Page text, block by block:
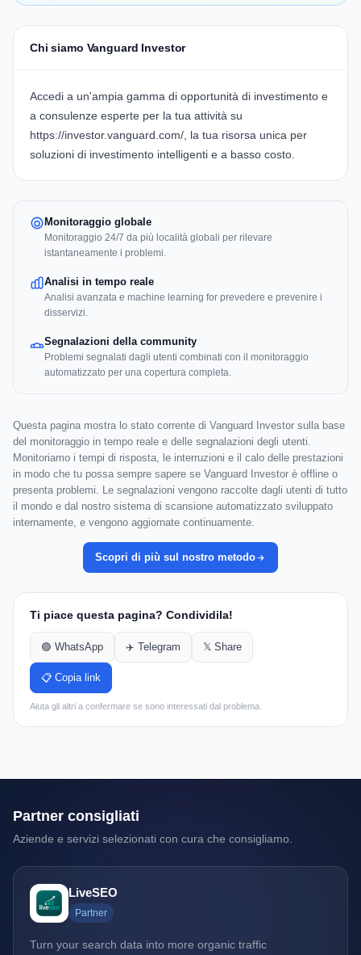
Chi siamo Vanguard Investor
Accedi a un'ampia gamma di opportunità di investimento e
a consulenze esperte per la tua attività su
https://investor.vanguard.com/, la tua risorsa unica per
soluzioni di investimento intelligenti e a basso costo.
Monitoraggio globale
Monitoraggio 24/7 da più località globali per rilevare
istantaneamente i problemi.
Analisi in tempo reale
Analisi avanzata e machine learning for prevedere e prevenire i
disservizi.
Segnalazioni della community
Problemi segnalati dagli utenti combinati con il monitoraggio
automatizzato per una copertura completa.
Questa pagina mostra lo stato corrente di Vanguard Investor sulla base
del monitoraggio in tempo reale e delle segnalazioni degli utenti.
Monitoriamo i tempi di risposta, le interruzioni e il calo delle prestazioni
in modo che tu possa sempre sapere se Vanguard Investor è offline o
presenta problemi. Le segnalazioni vengono raccolte dagli utenti di tutto
il mondo e dal nostro sistema di scansione automatizzato sviluppato
internamente, e vengono aggiornate continuamente.
Scopri di più sul nostro metodo
Ti piace questa pagina? Condividila!
🟢 WhatsApp ✈️ Telegram 𝕏 Share
📋 Copia link
Aiuta gli altri a confermare se sono interessati dal problema.
Partner consigliati
Aziende e servizi selezionati con cura che consigliamo.
LiveSEO
Partner
Turn your search data into more organic traffic